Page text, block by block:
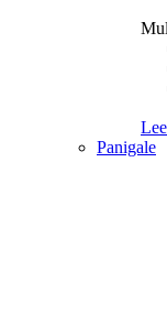
Panigale